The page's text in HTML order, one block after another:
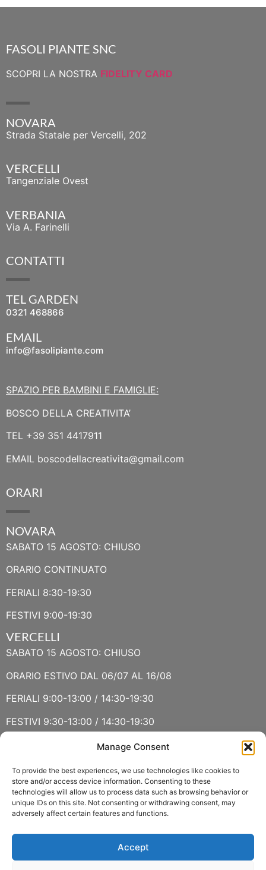
Manage Consent
To provide the best experiences, we use technologies like cookies to
store and/or access device information. Consenting to these
technologies will allow us to process data such as browsing behavior or
unique IDs on this site. Not consenting or withdrawing consent, may
adversely affect certain features and functions.
Accept
FASOLI PIANTE SNC
SCOPRI LA NOSTRA FIDELITY CARD
NOVARA
Strada Statale per Vercelli, 202
VERCELLI
Tangenziale Ovest
VERBANIA
Via A. Farinelli
CONTATTI
TEL GARDEN
0321 468866
EMAIL
info@fasolipiante.com
SPAZIO PER BAMBINI E FAMIGLIE:
BOSCO DELLA CREATIVITA’
TEL +39 351 4417911
EMAIL boscodellacreativita@gmail.com
ORARI
NOVARA
SABATO 15 AGOSTO: CHIUSO
ORARIO CONTINUATO
FERIALI 8:30-19:30
FESTIVI 9:00-19:30
VERCELLI
SABATO 15 AGOSTO: CHIUSO
ORARIO ESTIVO DAL 06/07 AL 16/08
FERIALI 9:00-13:00 / 14:30-19:30
FESTIVI 9:30-13:00 / 14:30-19:30
SABATO 15 AGOSTO E DOMENICA 16 AGOSTO: CHIUSO
ORARIO ESTIVO LUGLIO E AGOSTO
FERIALI 8:30-13:00 / 15:00-19:00
FESTIVI 8:30-12:30